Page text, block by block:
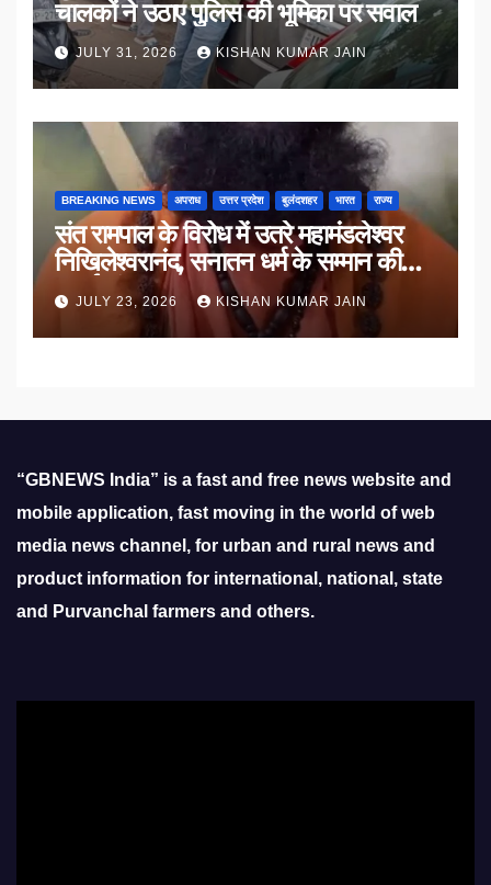
चालकों ने उठाए पुलिस की भूमिका पर सवाल
JULY 31, 2026 KISHAN KUMAR JAIN
BREAKING NEWS अपराध उत्तर प्रदेश बुलंदशहर भारत राज्य
संत रामपाल के विरोध में उतरे महामंडलेश्वर
निखिलेश्वरानंद, सनातन धर्म के सम्मान की
उठाई मांग
JULY 23, 2026 KISHAN KUMAR JAIN
“GBNEWS India” is a fast and free news website and
mobile application, fast moving in the world of web
media news channel, for urban and rural news and
product information for international, national, state
and Purvanchal farmers and others.